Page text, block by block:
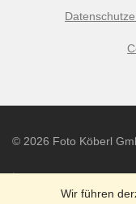
Wir führen
© 2026 Foto Köberl